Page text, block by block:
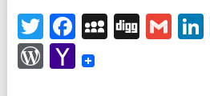
Twitter
Facebook
MySpace
Digg
WordPress
Yahoo